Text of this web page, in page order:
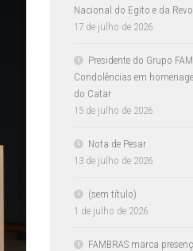
Nacional do Egito e da
17 de julho de 2026
Presidente do Grupo
Condolências em
do Catar
15 de julho de 2026
Nota de Pesar
13 de julho de 2026
(sem título)
1 de julho de 2026
FAMBRAS marca